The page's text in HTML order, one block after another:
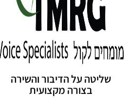
שליטה על הדיבור והשירה
בצורה מקצועית